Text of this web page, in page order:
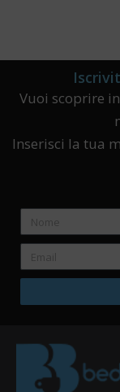
Vuoi scoprire
Inserisci la tua